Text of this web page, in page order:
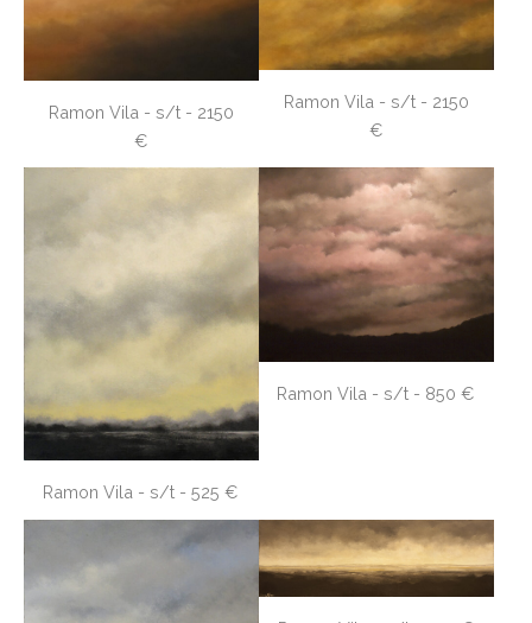
Ramon Vila - s/t - 2150
€
Ramon Vila - s/t - 2150
€
Ramon Vila - s/t - 525 €
Ramon Vila - s/t - 850 €